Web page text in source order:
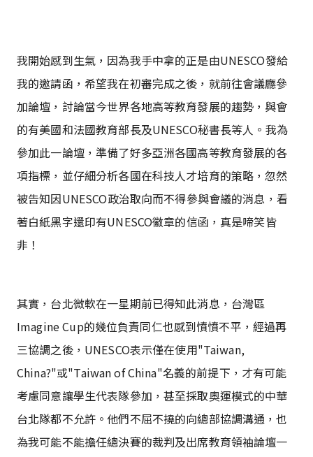
我開始感到生氣，因為我手中拿的正是由UNESCO發給
我的邀請函，希望我在初審完成之後，就前往會議廳參
加論壇，討論當今世界各地高等教育發展的趨勢，與會
的有美國和法國教育部長及UNESCO秘書長等人。我為
參加此一論壇，準備了好多亞洲各國高等教育發展的各
項指標，並仔細分析各國在科技人才培育的策略，忽然
被告知因UNESCO政治取向而不得參與會議的消息，看
著白紙黑字還印有UNESCO徽章的信函，真是啼笑皆
非！
其實，台北微軟在一星期前已得知此消息，台灣區
Imagine Cup的幾位負責同仁也感到憤憤不平，經過再
三協調之後，UNESCO表示僅在使用"Taiwan,
China?"或"Taiwan of China"名義的前提下，才有可能
考慮同意讓學生代表隊參加，甚至採取奧運模式的中華
台北隊都不允許。他們不屈不撓的向總部協調溝通，也
為我可能不能擔任總決賽的裁判及出席教育領袖論壇一